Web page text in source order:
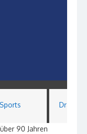
90 Jahren